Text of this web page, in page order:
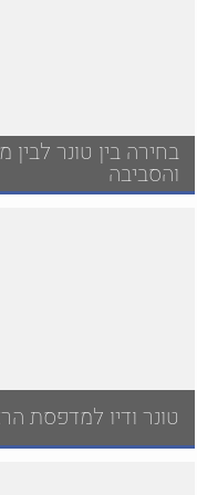
בחירה בין טונר לבין
והסביבה
טונר ודיו למדפסת